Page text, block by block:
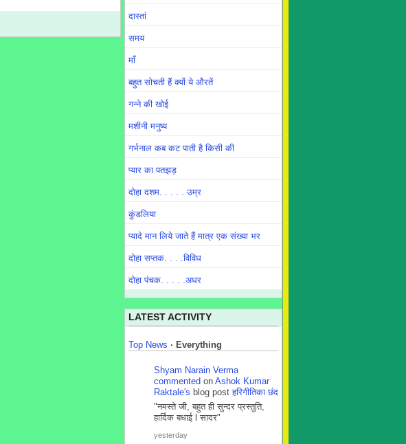
दास्तां
समय
माँ
बहुत सोचती हैं क्यों ये औरतें
गन्ने की खोई
मशीनी मनुष्य
गर्भनाल कब कट पाती है किसी की
प्यार का पतझड़
दोहा दशम. . . . . उम्र
कुंडलिया
प्यादे मान लिये जाते हैं मात्र एक संख्या भर
दोहा सप्तक. . . .विविध
दोहा पंचक. . . . .अधर
LATEST ACTIVITY
Top News · Everything
Shyam Narain Verma
commented on Ashok Kumar
Raktale's blog postहरिगीतिका छंद
"नमस्ते जी, बहुत ही सुन्दर प्रस्तुति,
हार्दिक बधाई l सादर"
yesterday